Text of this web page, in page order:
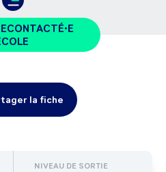
la fiche
NIVEAU DE SORTIE